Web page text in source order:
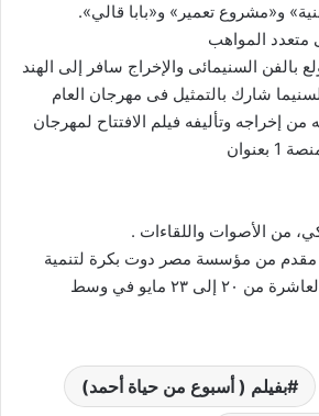
و«مشروع تعمير» و«بابا قالي».
متعدد المواهب
بالفن السنيمائى والإخراج سافر إلى الهند
شارك بالتمثيل فى مهرجان العام
إخراجه وتأليفه فيلم الافتتاح لمهرجان
مقدم من مؤسسة مصر دوت بكرة لتنمية
المهارات، وتُقام دورته العاشرة من ٢٠ إلى ٢٣ مايو في وسط
بفيلم ( أسبوع من حياة أحمد)